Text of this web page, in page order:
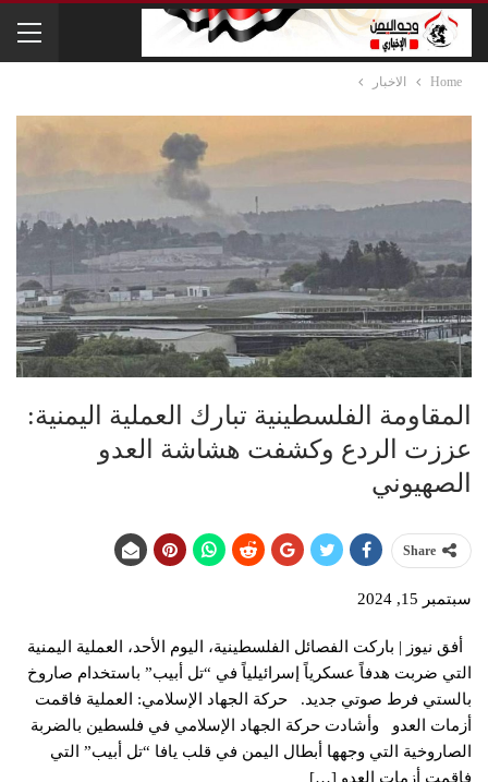
Home الاخبار
المقاومة الفلسطينية تبارك العملية اليمنية:
عززت الردع وكشفت هشاشة العدو
الصهيوني
Share
سبتمبر 15, 2024
أفق نيوز | باركت الفصائل الفلسطينية، اليوم الأحد، العملية اليمنية
التي ضربت هدفاً عسكرياً إسرائيلياً في “تل أبيب” باستخدام صاروخ
بالستي فرط صوتي جديد. حركة الجهاد الإسلامي: العملية فاقمت
أزمات العدو وأشادت حركة الجهاد الإسلامي في فلسطين بالضربة
الصاروخية التي وجهها أبطال اليمن في قلب يافا “تل أبيب” التي
فاقمت أزمات العدو […]